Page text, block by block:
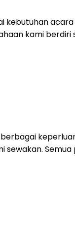
kebutuhan
kami berdiri